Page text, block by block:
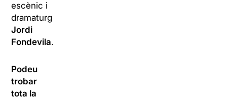
escènic i
dramaturg
Jordi
Fondevila.
Podeu
trobar
tota la